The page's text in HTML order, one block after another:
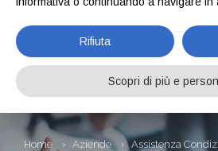
ASSISTENZA
DAIKIN
Home Aziende Assistenza
Rifiuta
Scopri di più e